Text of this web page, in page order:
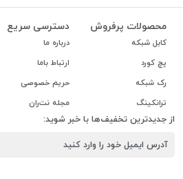
محصولات پرفروش
کابل شبکه
پچ کورد
رک شبکه
ترانکینگ
دسترسی سریع
درباره ما
ارتباط باما
حریم خصوصی
مجله نت‌ران
از جدیدترین تخفیف‌ها با خبر شوید: